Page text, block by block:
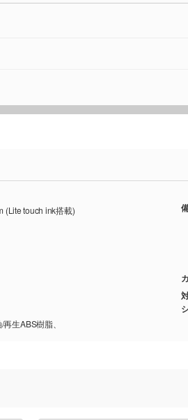
(Lite touch ink搭載)
生ABS樹脂、